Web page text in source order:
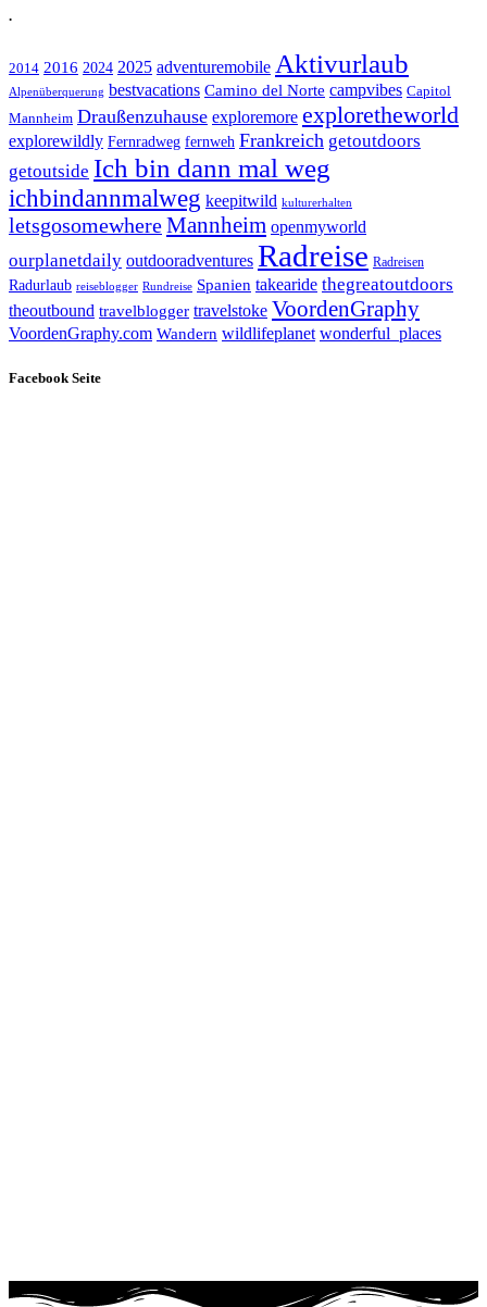
.
2014 2016 2024 2025 adventuremobile Aktivurlaub
Alpenüberquerung bestvacations Camino del Norte campvibes Capitol
Mannheim Draußenzuhause exploremore exploretheworld
explorewildly Fernradweg fernweh Frankreich getoutdoors
getoutside Ich bin dann mal weg
ichbindannmalweg keepitwild kulturerhalten
letsgosomewhereMannheim openmyworld
ourplanetdaily outdooradventures Radreise Radreisen
Radurlaub reiseblogger Rundreise Spanien takearide thegreatoutdoors
theoutbound travelblogger travelstoke VoordenGraphy
VoordenGraphy.com Wandern wildlifeplanet wonderful_places
Facebook Seite